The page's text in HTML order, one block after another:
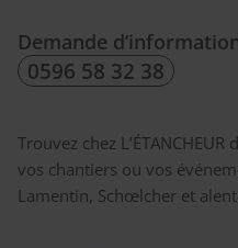
Demande
0596 58 32 38
Trouvez chez
vos chantiers ou vos
Lamentin, Schœlcher et